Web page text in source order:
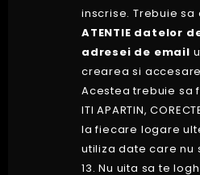
inscrise. Trebuie sa
ATENTIE datelor
adresei de email
crearea si
Acestea trebuie sa
ITI APARTIN,
la fiecare logare
utiliza date care nu
13. Nu uita sa te